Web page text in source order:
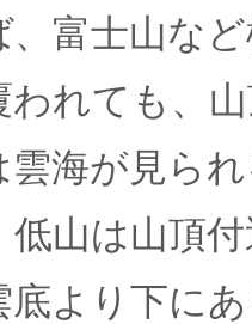
、富士山な
われても、
雲海が見ら
低山は山頂
底より下に